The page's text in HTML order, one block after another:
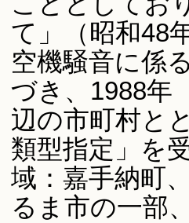
て」（昭和48
空機騒音に係
づき、1988年
辺の市町村と
類型指定」を
域：嘉手納町
るま市の一部